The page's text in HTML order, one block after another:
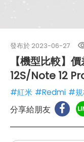
發布於 2023-06-27
【機型比較】
12S/Note 12
#紅米 #Redmi #規
分享給朋友